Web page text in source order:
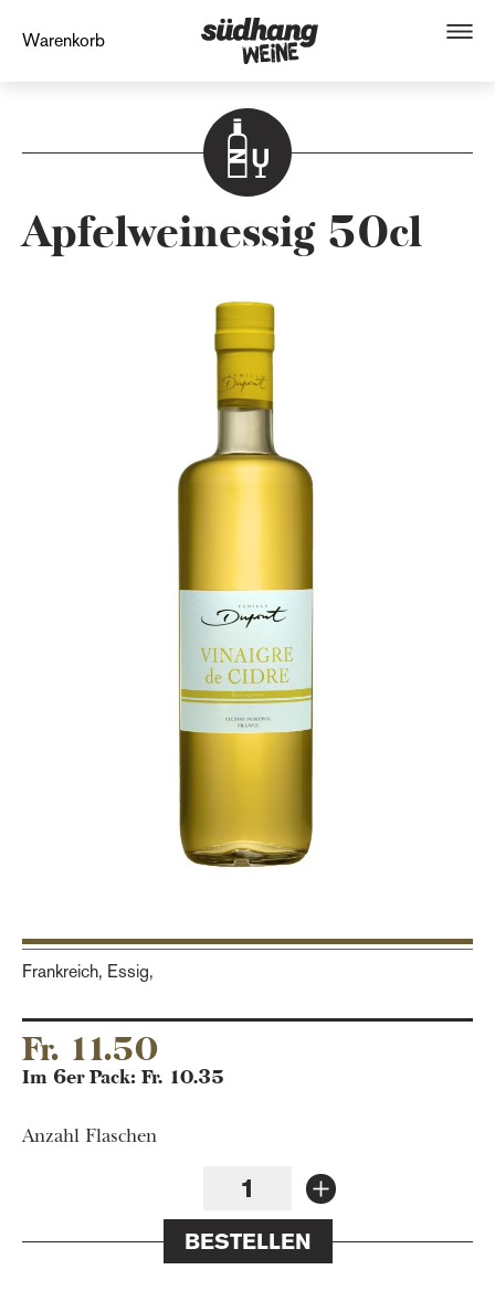
Warenkorb
Apfelweinessig 50cl
Frankreich, Essig,
Fr. 11.50
Anzahl Flaschen
BESTELLEN
Im 6er Pack: Fr. 10.35